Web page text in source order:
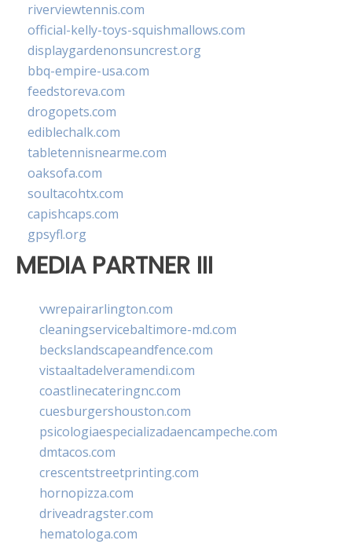
riverviewtennis.com
official-kelly-toys-squishmallows.com
displaygardenonsuncrest.org
bbq-empire-usa.com
feedstoreva.com
drogopets.com
ediblechalk.com
tabletennisnearme.com
oaksofa.com
soultacohtx.com
capishcaps.com
gpsyfl.org
MEDIA PARTNER III
vwrepairarlington.com
cleaningservicebaltimore-md.com
beckslandscapeandfence.com
vistaaltadelveramendi.com
coastlinecateringnc.com
cuesburgershouston.com
psicologiaespecializadaencampeche.com
dmtacos.com
crescentstreetprinting.com
hornopizza.com
driveadragster.com
hematologa.com